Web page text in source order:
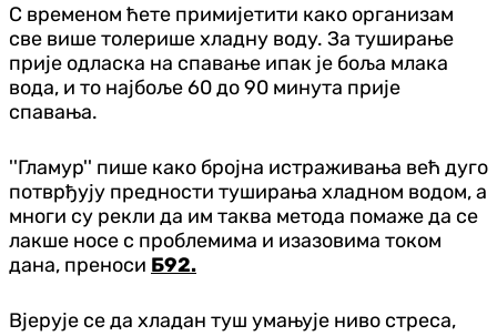
С временом ћете примијетити како организам
све више толерише хладну воду. За туширање
прије одласка на спавање ипак је боља млака
вода, и то најбоље 60 до 90 минута прије
спавања.
''Гламур'' пише како бројна истраживања већ дуго
потврђују предности туширања хладном водом, а
многи су рекли да им таква метода помаже да се
лакше носе с проблемима и изазовима током
дана, преноси Б92.
Вјерује се да хладан туш умањује ниво стреса,